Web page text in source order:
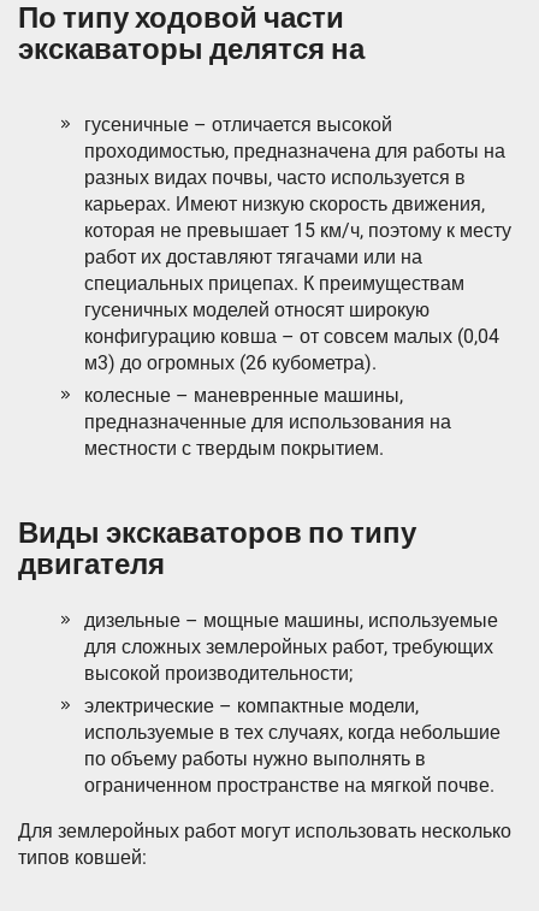
По типу ходовой части
экскаваторы делятся на
гусеничные – отличается высокой
проходимостью, предназначена для работы на
разных видах почвы, часто используется в
карьерах. Имеют низкую скорость движения,
которая не превышает 15 км/ч, поэтому к месту
работ их доставляют тягачами или на
специальных прицепах. К преимуществам
гусеничных моделей относят широкую
конфигурацию ковша – от совсем малых (0,04
м3) до огромных (26 кубометра).
колесные – маневренные машины,
предназначенные для использования на
местности с твердым покрытием.
Виды экскаваторов по типу
двигателя
дизельные – мощные машины, используемые
для сложных землеройных работ, требующих
высокой производительности;
электрические – компактные модели,
используемые в тех случаях, когда небольшие
по объему работы нужно выполнять в
ограниченном пространстве на мягкой почве.
Для землеройных работ могут использовать несколько
типов ковшей: